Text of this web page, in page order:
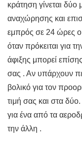
κράτηση γίνεται
αναχώρησης και
εμπρός σε 24 ώρες ο
όταν πρόκειται για
άφιξης μπορεί
σας . Αν υπάρχουν
βολικό για τον
τιμή σας και στα
για ένα από τα
την άλλη .